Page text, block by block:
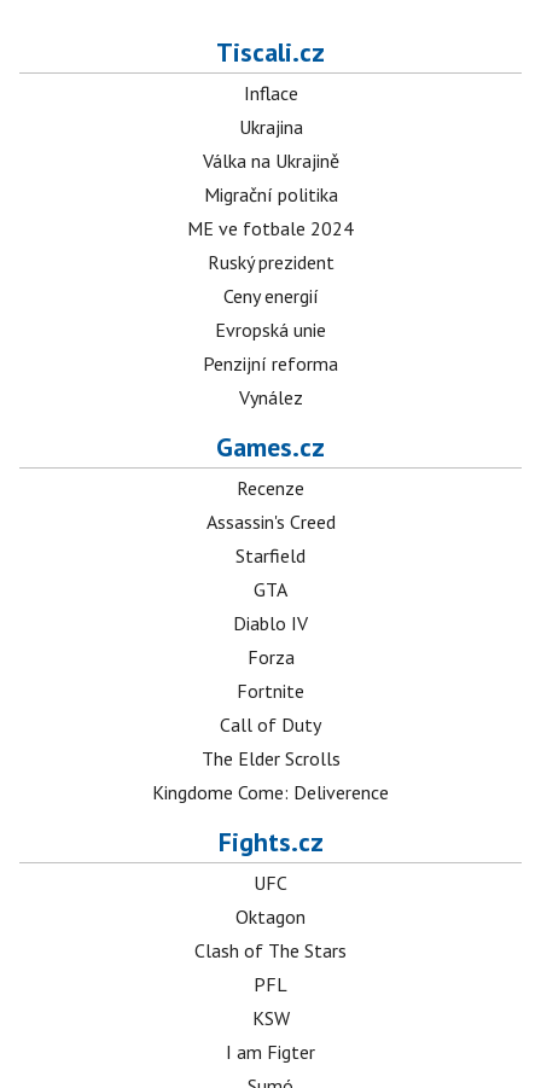
Tiscali.cz
Inflace
Ukrajina
Válka na Ukrajině
Migrační politika
ME ve fotbale 2024
Ruský prezident
Ceny energií
Evropská unie
Penzijní reforma
Vynález
Games.cz
Recenze
Assassin's Creed
Starfield
GTA
Diablo IV
Forza
Fortnite
Call of Duty
The Elder Scrolls
Kingdome Come: Deliverence
Fights.cz
UFC
Oktagon
Clash of The Stars
PFL
KSW
I am Figter